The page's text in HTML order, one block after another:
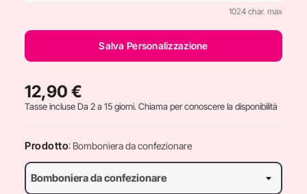
1024 char. max
Salva Personalizzazione
12,90 €
Tasse incluseDa 2 a 15 giorni. Chiama per conoscere la disponibilità
Prodotto: Bomboniera da confezionare